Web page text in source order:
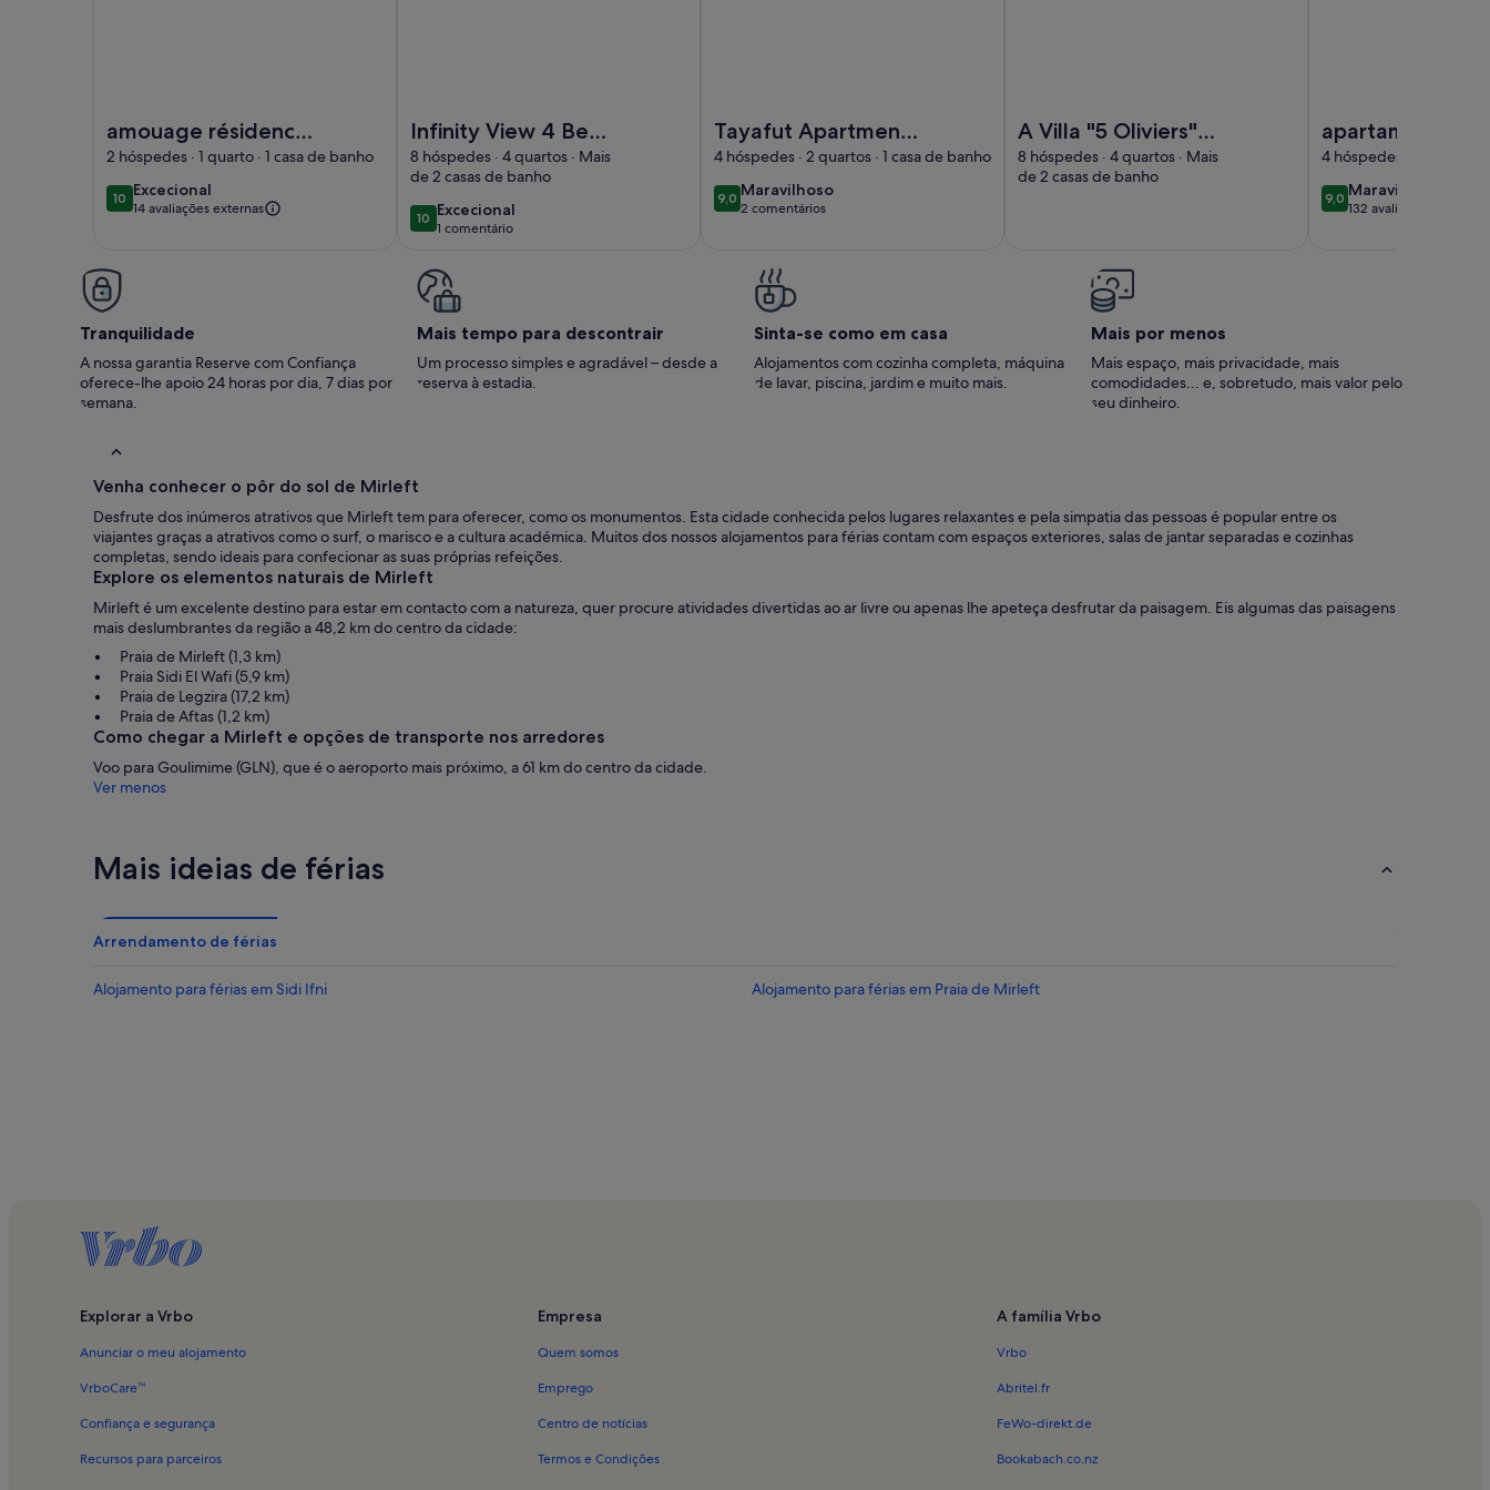
amouage résidence
3
2 hóspedes · 1 quarto · 1 casa de banho
1010 de 10
Excecional
excecional
14 avaliações externas
Infinity View 4 Bed
Pool Villa
8 hóspedes · 4 quartos · Mais
de 2 casas de banho
1010 de 10
Excecional
excecional
1 comentário
(1
Tayafut Apartments
& Terrace
4 hóspedes · 2 quartos · 1 casa de banho
9,09,0 de 10
Maravilhoso
maravilhoso
2 comentários
(2
A Villa "5 Oliviers"
com piscina - Les
Amicales) - 2 min da
8 hóspedes · 4 quartos · Mais
de 2 casas de banho
apartamento
confortável
4 hóspedes · 1 quarto ·
9,09,0 de 10
Maravilhoso
maravilhoso
132 avaliações externas
Tranquilidade
A nossa garantia Reserve com Confiança
oferece-lhe apoio 24 horas por dia, 7 dias por
semana.
Mais tempo para descontrair
Um processo simples e agradável – desde a
reserva à estadia.
Sinta-se como em casa
Alojamentos com cozinha completa, máquina
de lavar, piscina, jardim e muito mais.
Mais por menos
Mais espaço, mais privacidade, mais
comodidades... e, sobretudo, mais valor pelo
seu dinheiro.
Venha conhecer o pôr do sol de Mirleft
Desfrute dos inúmeros atrativos que Mirleft tem para oferecer, como os monumentos. Esta cidade conhecida pelos lugares relaxantes e pela simpatia das pessoas é popular entre os
viajantes graças a atrativos como o surf, o marisco e a cultura académica. Muitos dos nossos alojamentos para férias contam com espaços exteriores, salas de jantar separadas e cozinhas
completas, sendo ideais para confecionar as suas próprias refeições.
Explore os elementos naturais de Mirleft
Mirleft é um excelente destino para estar em contacto com a natureza, quer procure atividades divertidas ao ar livre ou apenas lhe apeteça desfrutar da paisagem. Eis algumas das paisagens
mais deslumbrantes da região a 48,2 km do centro da cidade:
Praia de Mirleft (1,3 km)
Praia Sidi El Wafi (5,9 km)
Praia de Legzira (17,2 km)
Praia de Aftas (1,2 km)
Como chegar a Mirleft e opções de transporte nos arredores
Voo para Goulimime (GLN), que é o aeroporto mais próximo, a 61 km do centro da cidade.
Ver menos
Mais ideias de férias
Arrendamento de férias
Alojamento para férias em Sidi Ifni Alojamento para férias em Praia de Mirleft
Explorar a Vrbo
Anunciar o meu alojamento
VrboCare™
Confiança e segurança
Recursos para parceiros
Empresa
Quem somos
Emprego
Centro de notícias
Termos e Condições
A família Vrbo
Vrbo
Abritel.fr
FeWo-direkt.de
Bookabach.co.nz